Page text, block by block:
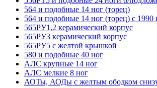
564 и подобные 14 ног (торец)
564 и подобные 14 ног (торец) с 1990
565РУ1,2 керамический корпус
565РУ3 керамический корпус
565РУ5 с желтой крышкой
580 и подобные 40 ног
АЛС крупные 14 ног
АЛС мелкие 8 ног
АОТы, АОДы с желтым ободком снизу